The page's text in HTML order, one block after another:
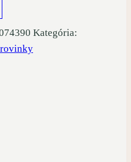
Kategória: